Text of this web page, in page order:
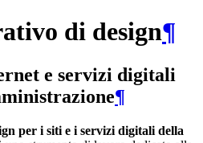
di design¶
e servizi digitali
¶
per i siti e i servizi digitali della